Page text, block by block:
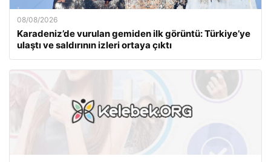
08/08/2026
Karadeniz’de vurulan gemiden ilk görüntü: Türkiye’ye
ulaştı ve saldırının izleri ortaya çıktı